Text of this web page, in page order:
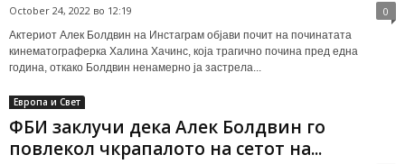
October 24, 2022 во 12:19 0
Актериот Алек Болдвин на Инстаграм објави почит на починатата
кинематограферка Халина Хачинс, која трагично почина пред една
година, откако Болдвин ненамерно ја застрела...
Европа и Свет
ФБИ заклучи дека Алек Болдвин го
повлекол чкрапалото на сетот на...